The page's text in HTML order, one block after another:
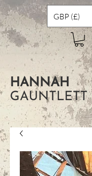
GBP (£)
HANNAH
GAUNTLETT